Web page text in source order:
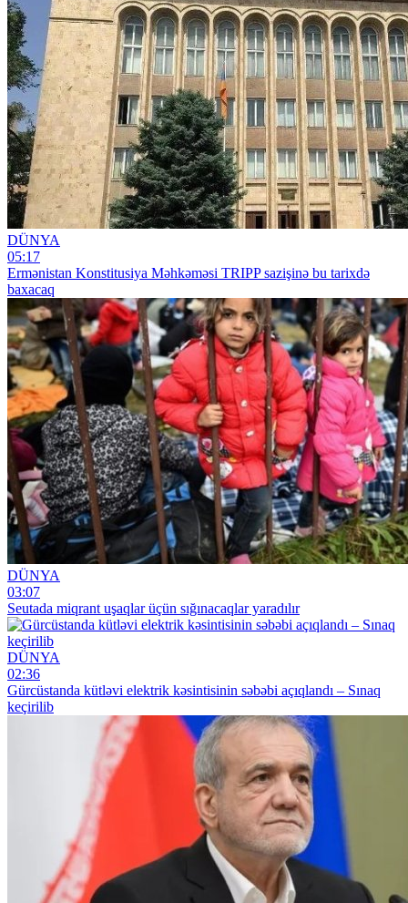
DÜNYA
05:17
Ermənistan Konstitusiya Məhkəməsi TRIPP sazişinə bu tarixdə
baxacaq
DÜNYA
03:07
Seutada miqrant uşaqlar üçün sığınacaqlar yaradılır
DÜNYA
02:36
Gürcüstanda kütləvi elektrik kəsintisinin səbəbi açıqlandı – Sınaq
keçirilib